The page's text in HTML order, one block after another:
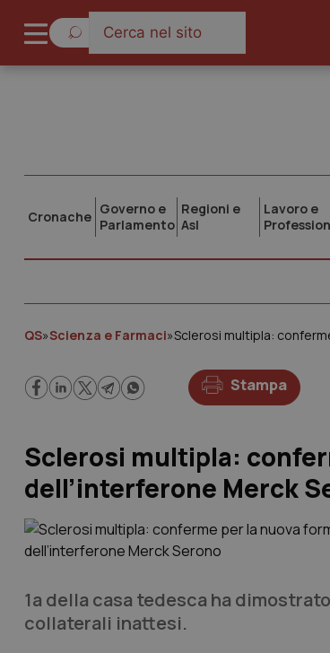
Cronache Governo e
Parlamento
Regioni e
Asl
Lavoro e
QS»Scienza e Farmaci»Sclerosi multipla:
Stampa
Sclerosi multipla:
dell’interferone Merck
1a della casa tedesca ha
collaterali inattesi.